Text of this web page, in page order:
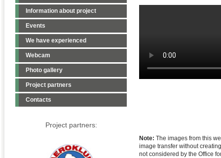
Information about project
Events
We have experienced
Webcam
Photo gallery
Project partners
Contacts
Project partners:
Note: The images from this
image transfer without
not considered by the Office